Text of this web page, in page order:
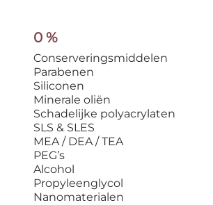
0 %
Conserveringsmiddelen
Parabenen
Siliconen
Minerale oliën
Schadelijke polyacrylaten
SLS & SLES
MEA / DEA / TEA
PEG’s
Alcohol
Propyleenglycol
Nanomaterialen